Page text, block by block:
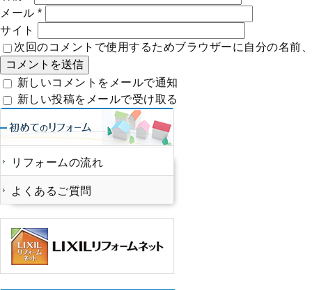
メール *
サイト
次回のコメントで使用するためブラウザーに自分の名前
新しいコメントをメールで通知
新しい投稿をメールで受け取る
リフォームの流れ
よくあるご質問